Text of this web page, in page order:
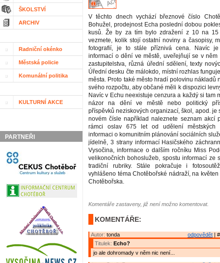
ŠKOLSTVÍ
ARCHIV
Radniční okénko
Městská policie
Komunální politika
KULTURNÍ AKCE
PARTNEŘI
V těchto dnech vychází březnové číslo
Bohužel, prodejnost Echa poslední dobou
kusů. Že by za tím bylo zdražení z 10 na
vezmete, kolik stojí ostatní noviny a časopisy,
fotografií, je to stále příznivá cena. Navíc
informací o dění ve městě, uveřejňují se v
zastupitelstva, různá úřední sdělení, texty
Úřední desku čte málokdo, místní rozhlas
města. Proto také město hradí polovinu nákladů
svého rozpočtu, aby občané měli k dispozici
Navíc v Echu neexistuje cenzura a každý si tam
názor na dění ve městě nebo politický
příspěvků neziskových organizací, škol, apod. je
novém čísle například naleznete seznam akcí
rámci oslav 675 let od udělení městských
informaci o komunitním plánování sociálních
jídelně, 3 strany informací Hasičského
Vysočina, informace o dalším ročníku Miss
velikonočních bohoslužeb, spostu informací ze
tradiční rubriky. Stále pokračuje i
vyhlášeno téma Chotěbořské nádraží, na
Chotěbořska.
Komentáře zastaveny, již není možno komentovat.
KOMENTÁŘE:
odpovědět |
Autor: tonda
Titulek: Echo?
jo ale dohromady v něm nic není...